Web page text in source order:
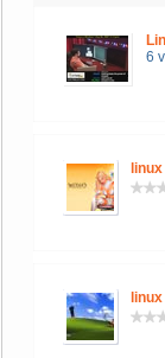
6
linux
linux